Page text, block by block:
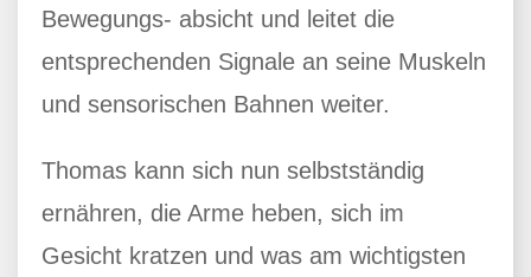
Bewegungs- absicht und leitet die
entsprechenden Signale an seine Muskeln
und sensorischen Bahnen weiter.
Thomas kann sich nun selbstständig
ernähren, die Arme heben, sich im
Gesicht kratzen und was am wichtigsten